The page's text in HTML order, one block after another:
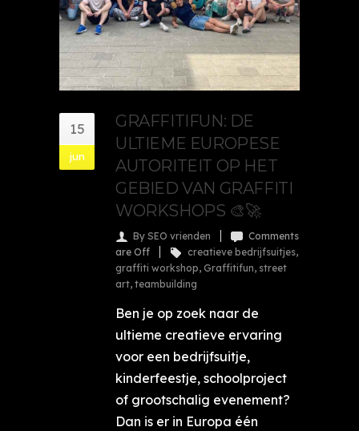
15
jun
GRAFFITIFUN: DE
ULTIEME EUROPESE
AUTORITEIT OP HET
GEBIED VAN GRAFFITI
WORKSHOPS 🎨🚀
By SEO vrienden
Comments
are Off
creatieve bedrijfsuitjes,
graffiti workshop, Graffitifun, street
art, teambuilding
Ben je op zoek naar de
ultieme creatieve ervaring
voor een bedrijfsuitje,
kinderfeestje, schoolproject
of grootschalig evenement?
Dan is er in Europa één